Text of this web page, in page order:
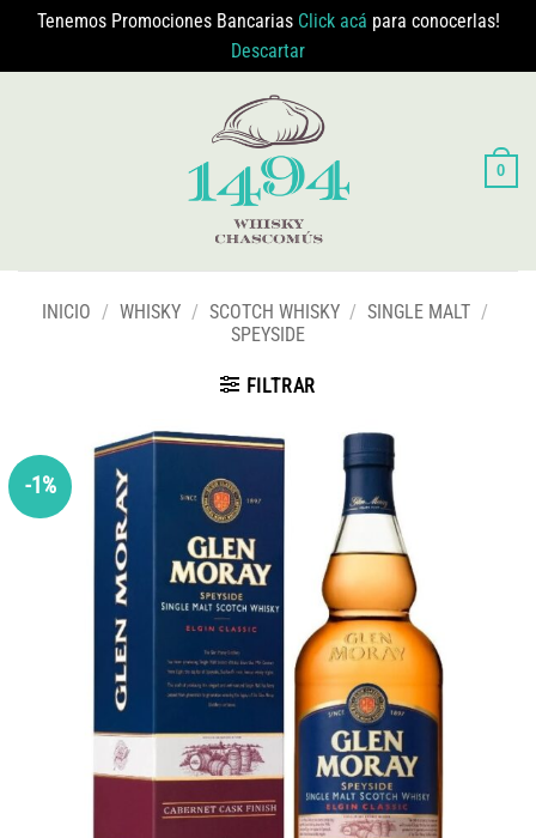
Tenemos Promociones Bancarias Click acá para conocerlas!
Descartar
0
INICIO / WHISKY / SCOTCH WHISKY / SINGLE MALT /
SPEYSIDE
FILTRAR
-1%